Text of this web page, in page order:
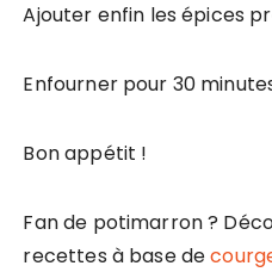
Ajouter enfin les épices
Enfourner pour 30
Bon appétit !
Fan de potimarron ?
recettes à base de